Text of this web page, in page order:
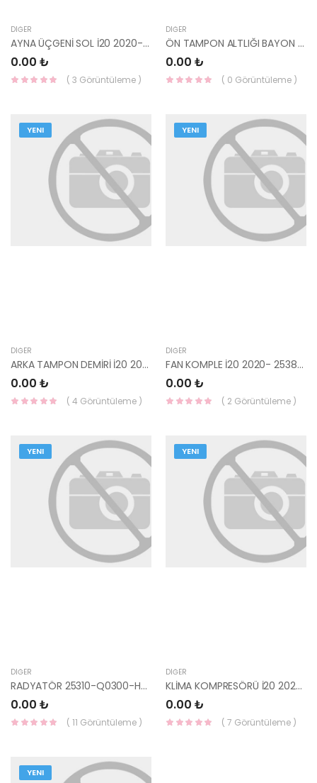
DIĞER
AYNA ÜÇGENİ SOL İ20 2020- 86190-Q0000-HMC
0.00 ₺
( 3 Görüntüleme )
DIĞER
ÖN TAMPON ALTLIĞI BAYON 86512-Q0AA0-HMC
0.00 ₺
( 0 Görüntüleme )
YENI
DIĞER
ARKA TAMPON DEMİRİ İ20 2020- 86631-Q0010-HMC
0.00 ₺
( 4 Görüntüleme )
YENI
DIĞER
FAN KOMPLE İ20 2020- 25380-Q0300-HMC
0.00 ₺
( 2 Görüntüleme )
YENI
DIĞER
RADYATÖR 25310-Q0300-HMC
0.00 ₺
( 11 Görüntüleme )
YENI
DIĞER
KLİMA KOMPRESÖRÜ İ20 2020- 97701-Q0300-HMC
0.00 ₺
( 7 Görüntüleme )
YENI